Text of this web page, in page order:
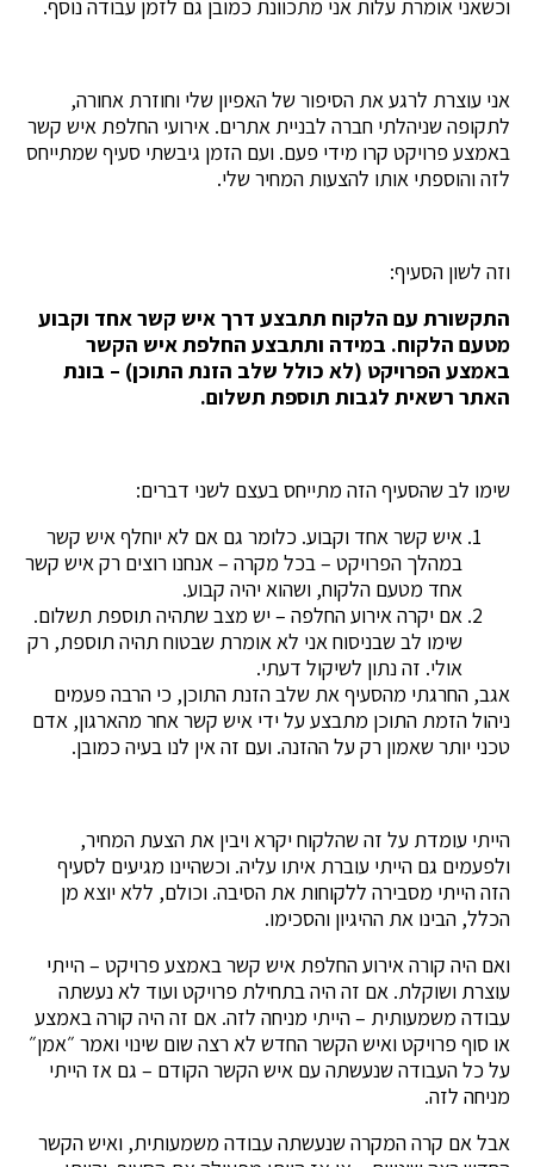
וכשאני אומרת עלות אני מתכוונת כמובן גם לזמן עבודה נוסף.
אני עוצרת לרגע את הסיפור של האפיון שלי וחוזרת אחורה,
לתקופה שניהלתי חברה לבניית אתרים. אירועי החלפת איש קשר
באמצע פרויקט קרו מידי פעם. ועם הזמן גיבשתי סעיף שמתייחס
לזה והוספתי אותו להצעות המחיר שלי.
וזה לשון הסעיף:
התקשורת עם הלקוח תתבצע דרך איש קשר אחד וקבוע
מטעם הלקוח. במידה ותתבצע החלפת איש הקשר
באמצע הפרויקט (לא כולל שלב הזנת התוכן) – בונת
האתר רשאית לגבות תוספת תשלום.
שימו לב שהסעיף הזה מתייחס בעצם לשני דברים:
איש קשר אחד וקבוע. כלומר גם אם לא יוחלף איש קשר
במהלך הפרויקט – בכל מקרה – אנחנו רוצים רק איש קשר
אחד מטעם הלקוח, ושהוא יהיה קבוע.
אם יקרה אירוע החלפה – יש מצב שתהיה תוספת תשלום.
שימו לב שבניסוח אני לא אומרת שבטוח תהיה תוספת, רק
אולי. זה נתון לשיקול דעתי.
אגב, החרגתי מהסעיף את שלב הזנת התוכן, כי הרבה פעמים
ניהול הזמת התוכן מתבצע על ידי איש קשר אחר מהארגון, אדם
טכני יותר שאמון רק על ההזנה. ועם זה אין לנו בעיה כמובן.
הייתי עומדת על זה שהלקוח יקרא ויבין את הצעת המחיר,
ולפעמים גם הייתי עוברת איתו עליה. וכשהיינו מגיעים לסעיף
הזה הייתי מסבירה ללקוחות את הסיבה. וכולם, ללא יוצא מן
הכלל, הבינו את ההיגיון והסכימו.
ואם היה קורה אירוע החלפת איש קשר באמצע פרויקט – הייתי
עוצרת ושוקלת. אם זה היה בתחילת פרויקט ועוד לא נעשתה
עבודה משמעותית – הייתי מניחה לזה. אם זה היה קורה באמצע
או סוף פרויקט ואיש הקשר החדש לא רצה שום שינוי ואמר ״אמן״
על כל העבודה שנעשתה עם איש הקשר הקודם – גם אז הייתי
מניחה לזה.
אבל אם קרה המקרה שנעשתה עבודה משמעותית, ואיש הקשר